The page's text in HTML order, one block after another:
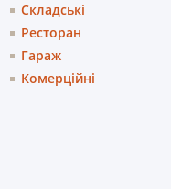
Складські
Ресторан
Гараж
Комерційні